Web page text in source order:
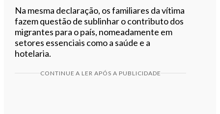
Na mesma declaração, os familiares da vítima
fazem questão de sublinhar o contributo dos
migrantes para o país, nomeadamente em
setores essenciais como a saúde e a
hotelaria.
CONTINUE A LER APÓS A PUBLICIDADE